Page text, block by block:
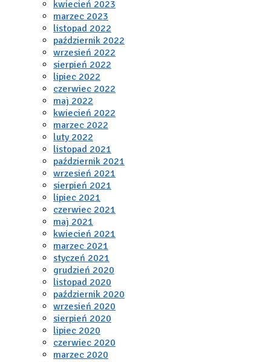
kwiecień 2023
marzec 2023
listopad 2022
październik 2022
wrzesień 2022
sierpień 2022
lipiec 2022
czerwiec 2022
maj 2022
kwiecień 2022
marzec 2022
luty 2022
listopad 2021
październik 2021
wrzesień 2021
sierpień 2021
lipiec 2021
czerwiec 2021
maj 2021
kwiecień 2021
marzec 2021
styczeń 2021
grudzień 2020
listopad 2020
październik 2020
wrzesień 2020
sierpień 2020
lipiec 2020
czerwiec 2020
marzec 2020